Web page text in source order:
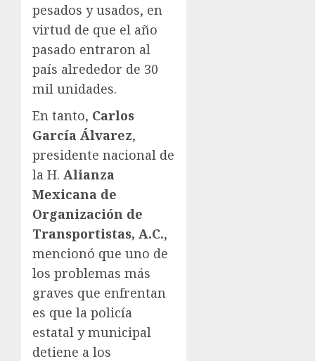
pesados y usados, en
virtud de que el año
pasado entraron al
país alrededor de 30
mil unidades.
En tanto, Carlos
García Álvarez,
presidente nacional de
la H. Alianza
Mexicana de
Organización de
Transportistas, A.C.,
mencionó que uno de
los problemas más
graves que enfrentan
es que la policía
estatal y municipal
detiene a los